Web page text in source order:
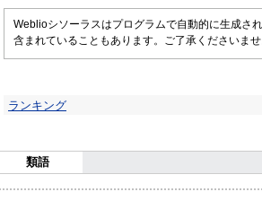
Weblioシソーラスはプログラムで自動的に生成さ
含まれていることもあります。ご了承くださいませ
ランキング
類語